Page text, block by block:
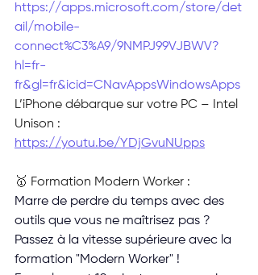
https://apps.microsoft.com/store/det
ail/mobile-
connect%C3%A9/9NMPJ99VJBWV?
hl=fr-
fr&gl=fr&icid=CNavAppsWindowsApps
L’iPhone débarque sur votre PC – Intel
Unison :
https://youtu.be/YDjGvuNUpps
🥇 Formation Modern Worker :
Marre de perdre du temps avec des
outils que vous ne maîtrisez pas ?
Passez à la vitesse supérieure avec la
formation "Modern Worker" !